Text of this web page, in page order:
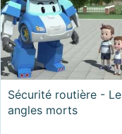
Sécurité routière -
angles morts